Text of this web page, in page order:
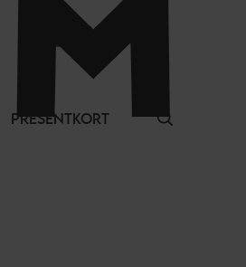
LOGGA IN
PRESENTKORT